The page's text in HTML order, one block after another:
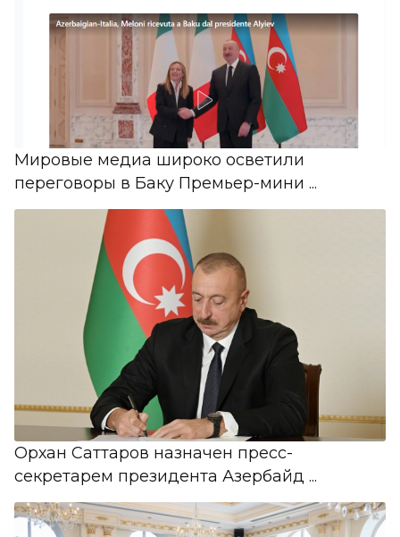
Мировые медиа широко осветили
переговоры в Баку Премьер-мини ...
Орхан Саттаров назначен пресс-
секретарем президента Азербайд ...